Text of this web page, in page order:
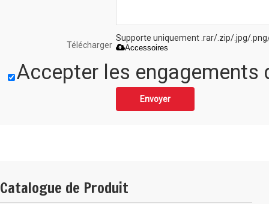
Télécharger
Supporte uniquement .rar/.zip/.jpg/
Accessoires
Accepter les engagements
Envoyer
Catalogue de Produit